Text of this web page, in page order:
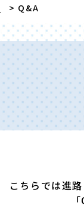
> Q&A
こちらでは進